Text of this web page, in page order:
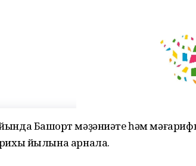
Башҡорт мәҙәниәте һәм
йылына арнала.